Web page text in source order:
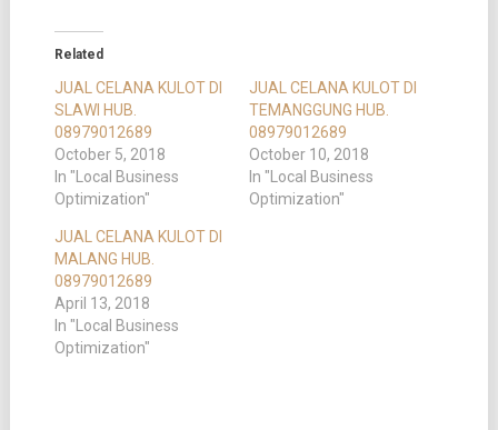
Related
JUAL CELANA KULOT DI
SLAWI HUB.
08979012689
October 5, 2018
In "Local Business
Optimization"
JUAL CELANA KULOT DI
TEMANGGUNG HUB.
08979012689
October 10, 2018
In "Local Business
Optimization"
JUAL CELANA KULOT DI
MALANG HUB.
08979012689
April 13, 2018
In "Local Business
Optimization"